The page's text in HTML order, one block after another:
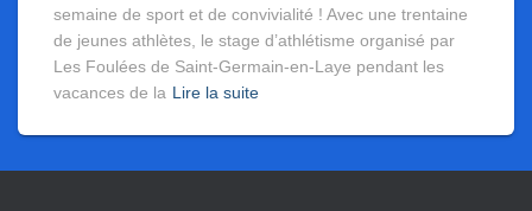
semaine de sport et de convivialité ! Avec une trentaine
de jeunes athlètes, le stage d’athlétisme organisé par
Les Foulées de Saint-Germain-en-Laye pendant les
vacances de la Lire la suite